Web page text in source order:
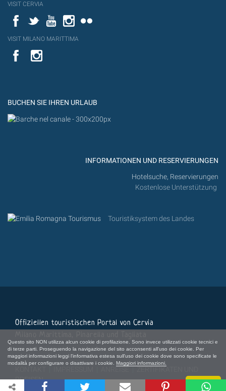
Questo sito NON utilizza alcun cookie di profilazione. Sono invece utilizzati cookie tecnici e
di terze parti. Proseguendo la navigazione del sito acconsenti all'uso dei cookie. Per
maggiori informazioni leggi l'informativa estesa sull'uso dei cookie dove sono specificate le
modalità per configurare o disattivare i cookie. Maggiori informazioni.
Chiudi
VISIT CERVIA
FacebookTwitterYouTubeInstagram
VISIT MILANO MARITTIMA
YouTube
BUCHEN SIE IHREN URLAUB
INFORMATIONEN UND RESERVIERUNGEN
Hotelsuche, Reservierungen
Kostenlose Unterstützung
Touristiksystem des Landes
Offiziellen touristischen Portal von Cervia
ANREISE|ZERTIFIKATEN UND
PREISEN